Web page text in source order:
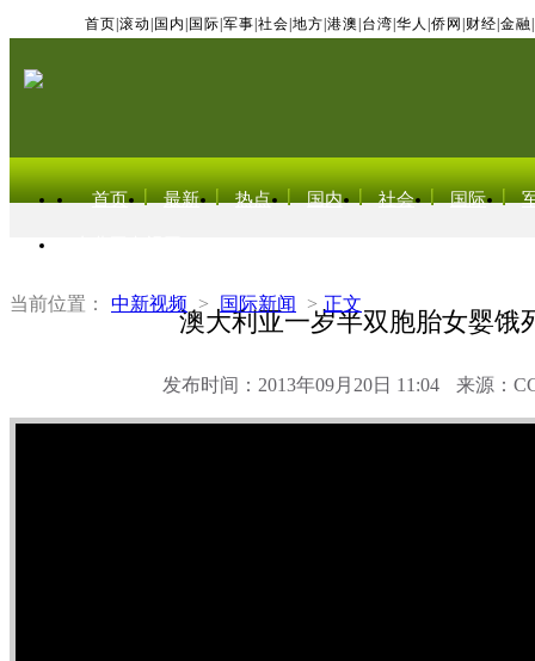
首页 滚动 国内 国际 军事 社会 地方 港澳 台湾 华人 侨网 财经 金融
首页 最新 热点 国内 社会 国际
当前位置： 中新视频 > 国际新闻 > 正文
澳大利亚一岁半双胞胎女婴饿
发布时间：2013年09月20日 11:04 来源：